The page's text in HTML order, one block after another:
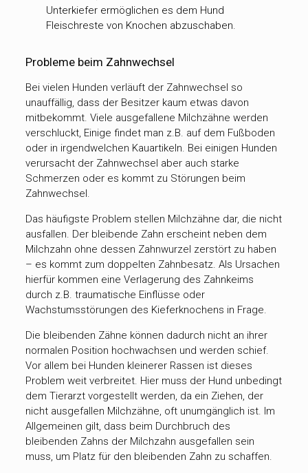
Unterkiefer ermöglichen es dem Hund
Fleischreste von Knochen abzuschaben.
Probleme beim Zahnwechsel
Bei vielen Hunden verläuft der Zahnwechsel so
unauffällig, dass der Besitzer kaum etwas davon
mitbekommt. Viele ausgefallene Milchzähne werden
verschluckt, Einige findet man z.B. auf dem Fußboden
oder in irgendwelchen Kauartikeln. Bei einigen Hunden
verursacht der Zahnwechsel aber auch starke
Schmerzen oder es kommt zu Störungen beim
Zahnwechsel.
Das häufigste Problem stellen Milchzähne dar, die nicht
ausfallen. Der bleibende Zahn erscheint neben dem
Milchzahn ohne dessen Zahnwurzel zerstört zu haben
– es kommt zum doppelten Zahnbesatz. Als Ursachen
hierfür kommen eine Verlagerung des Zahnkeims
durch z.B. traumatische Einflüsse oder
Wachstumsstörungen des Kieferknochens in Frage.
Die bleibenden Zähne können dadurch nicht an ihrer
normalen Position hochwachsen und werden schief.
Vor allem bei Hunden kleinerer Rassen ist dieses
Problem weit verbreitet. Hier muss der Hund unbedingt
dem Tierarzt vorgestellt werden, da ein Ziehen, der
nicht ausgefallen Milchzähne, oft unumgänglich ist. Im
Allgemeinen gilt, dass beim Durchbruch des
bleibenden Zahns der Milchzahn ausgefallen sein
muss, um Platz für den bleibenden Zahn zu schaffen.